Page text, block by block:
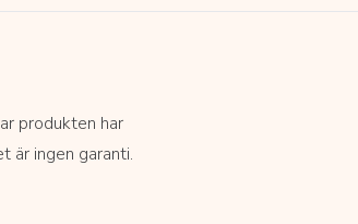
produkten har
är ingen garanti.